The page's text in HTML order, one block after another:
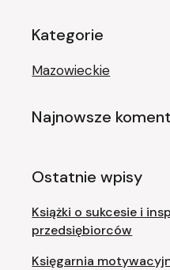
Kategorie
Mazowieckie
Najnowsze
Ostatnie wpisy
Książki o sukcesie i
przedsiębiorców
Księgarnia